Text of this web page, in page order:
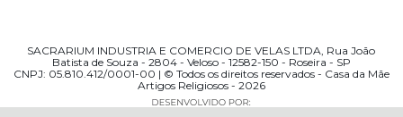
SACRARIUM INDUSTRIA E COMERCIO DE VELAS LTDA, Rua João
Batista de Souza - 2804 - Veloso - 12582-150 - Roseira - SP
CNPJ: 05.810.412/0001-00 | © Todos os direitos reservados - Casa da Mãe
Artigos Religiosos - 2026